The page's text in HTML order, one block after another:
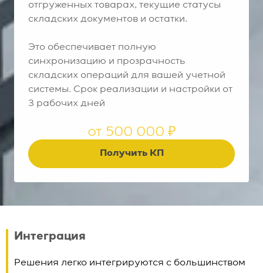
отгруженных товарах, текущие статусы
складских документов и остатки.
Это обеспечивает полную
синхронизацию и прозрачность
складских операций для вашей учетной
системы. Срок реализации и настройки от
3 рабочих дней
от 500 000 ₽
Получить КП
Интеграция
Решения легко интегрируются с большинством